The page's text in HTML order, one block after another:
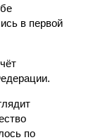
в первой
по